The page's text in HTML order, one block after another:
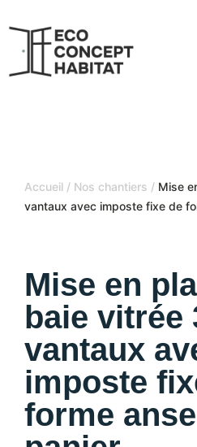
Accueil / Nos chantiers / Mise
vantaux avec imposte fixe de
Mise en
baie vitrée
vantaux
imposte
forme